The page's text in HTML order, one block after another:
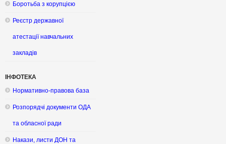
Боротьба з корупцією
Реєстр державної
атестації навчальних
закладів
ІНФОТЕКА
Нормативно-правова база
Розпорядчі документи ОДА
та обласної ради
Накази, листи ДОН та